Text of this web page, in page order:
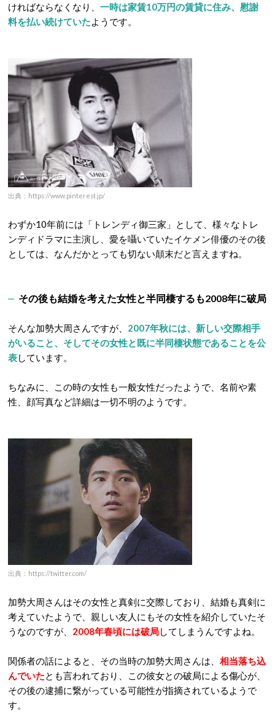
ければならなくなり、 一時は家賃10万円の賃貸に住み、慰謝
料を払い続けていたようです。
出典：https://www.pinterest.jp/
わずか10年前には「トレンディ御三家」として、様々なトレ
ンディドラマに主演し、愛を囁いていたイケメン俳優のその後
としては、なんだかとっても切ない顛末だと言えますね。
その後も結婚を考えた女性と半同棲するも2008年に破局
そんな加勢大周さんですが、 2007年秋には、新しい交際相手
がいること、そしてその女性と既に半同棲状態であることを公
表しています。
ちなみに、この時の女性も一般女性だったようで、名前や素
性、顔写真など詳細は一切不明のようです。
出典：https://twitter.com/
加勢大周さんはその女性と真剣に交際しており、結婚も真剣に
考えていたようで、親しい友人にもその女性を紹介していたそ
うなのですが、 2008年春頃には破局してしまうんですよね。
関係者の話によると、その当時の加勢大周さんは、 相当落ち込
んでいたとも言われており、この彼女との破局による傷心が、
その後の逮捕に繋がっている可能性が指摘されているようで
す。